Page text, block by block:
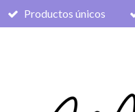
Productos únicos